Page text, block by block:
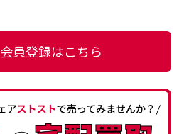
会員登録はこちら